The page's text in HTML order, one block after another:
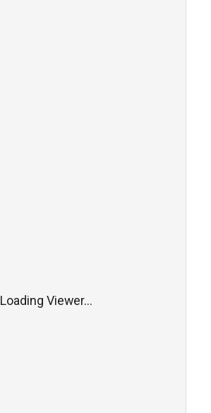
Loading Viewer...